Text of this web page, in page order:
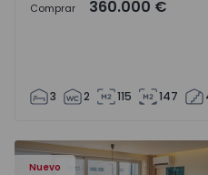
Comprar 360.000 €
3 2 115 147
Nuevo
e Argivai - 1574602 - 20
Apartamento T3 Póvoa de